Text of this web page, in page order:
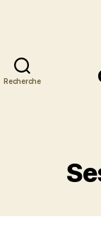
Recherche